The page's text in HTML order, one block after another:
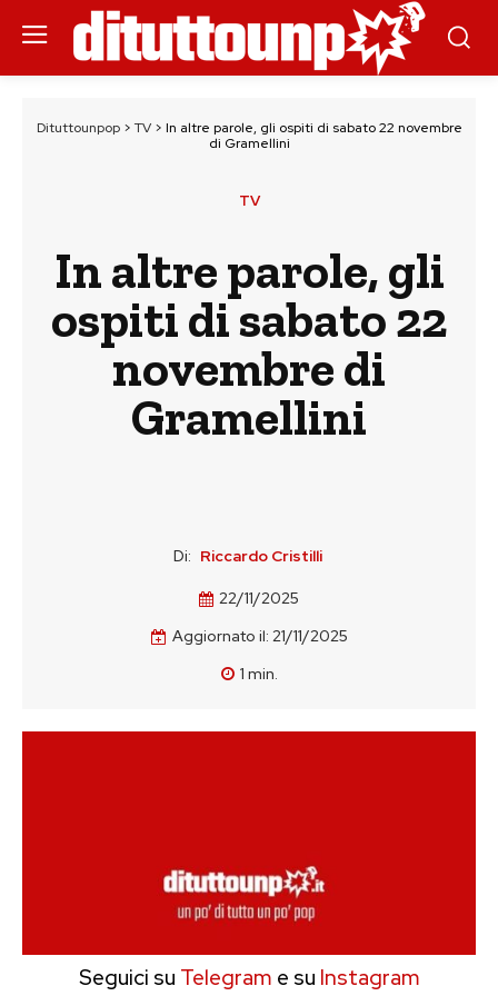
Dituttounpop> TV> In altre parole, gli ospiti di sabato 22 novembre
di Gramellini
TV
In altre parole, gli
ospiti di sabato 22
novembre di
Gramellini
Di: Riccardo Cristilli
22/11/2025
Aggiornato il: 21/11/2025
1 min.
Seguici su Telegram e su Instagram